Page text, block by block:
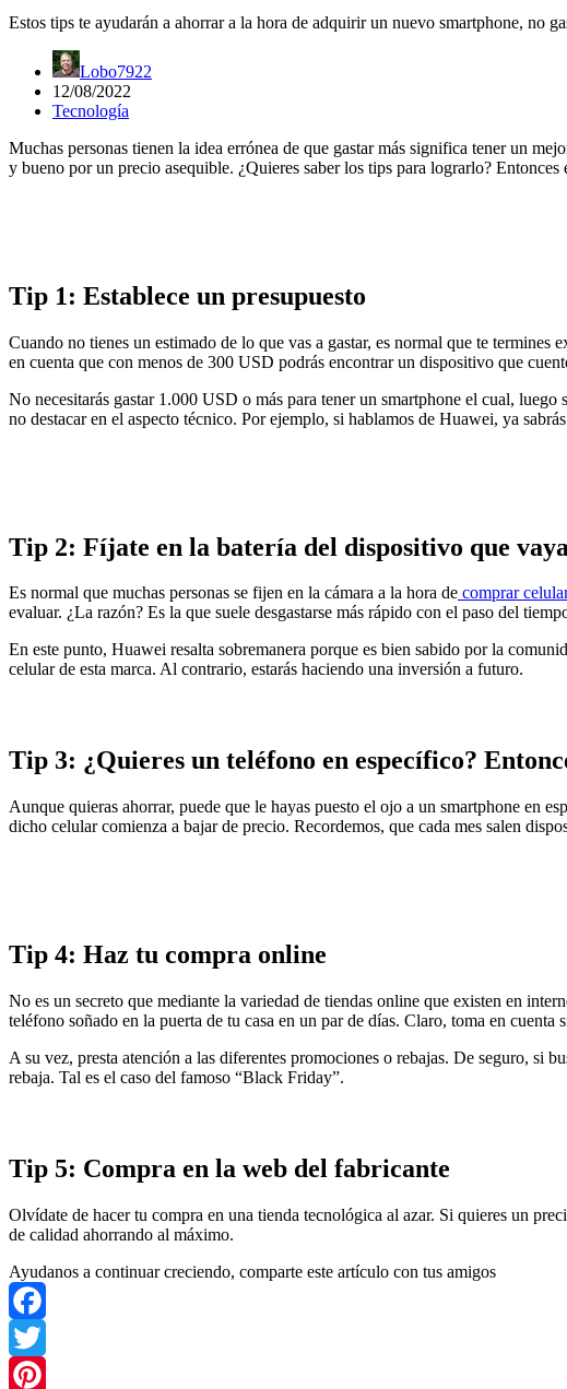
Estos tips te ayudarán a ahorrar a la hora de adquirir un nuevo smartphone, no
Lobo7922
12/08/2022
Tecnología
Muchas personas tienen la idea errónea de que gastar más significa tener un
y bueno por un precio asequible. ¿Quieres saber los tips para lograrlo? Entonces
Tip 1: Establece un presupuesto
Cuando no tienes un estimado de lo que vas a gastar, es normal que te termines
en cuenta que con menos de 300 USD podrás encontrar un dispositivo que
No necesitarás gastar 1.000 USD o más para tener un smartphone el cual,
no destacar en el aspecto técnico. Por ejemplo, si hablamos de Huawei, ya
Tip 2: Fíjate en la batería del dispositivo que
Es normal que muchas personas se fijen en la cámara a la hora de comprar celular
evaluar. ¿La razón? Es la que suele desgastarse más rápido con el paso del
En este punto, Huawei resalta sobremanera porque es bien sabido por la
celular de esta marca. Al contrario, estarás haciendo una inversión a futuro.
Tip 3: ¿Quieres un teléfono en específico?
Aunque quieras ahorrar, puede que le hayas puesto el ojo a un smartphone en
dicho celular comienza a bajar de precio. Recordemos, que cada mes salen
Tip 4: Haz tu compra online
No es un secreto que mediante la variedad de tiendas online que existen en
teléfono soñado en la puerta de tu casa en un par de días. Claro, toma en cuenta
A su vez, presta atención a las diferentes promociones o rebajas. De seguro, si
rebaja. Tal es el caso del famoso “Black Friday”.
Tip 5: Compra en la web del fabricante
Olvídate de hacer tu compra en una tienda tecnológica al azar. Si quieres un
de calidad ahorrando al máximo.
Ayudanos a continuar creciendo, comparte este artículo con tus amigos
Facebook
Twitter